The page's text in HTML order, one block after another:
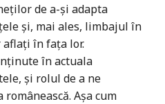
de a-și adapta
și, mai ales, limbajul în
în fața lor.
în actuala
și rolul de a ne
Așa cum